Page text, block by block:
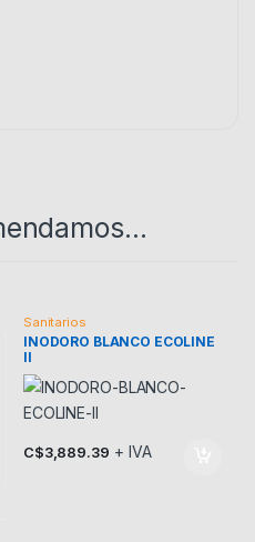
Sanitarios
INODORO BLANCO ECOLINE
II
C$3,889.39 + IVA